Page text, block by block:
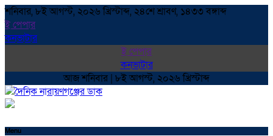
শনিবার, ৮ই আগস্ট, ২০২৬ খ্রিস্টাব্দ, ২৪শে শ্রাবণ, ১৪৩৩ বঙ্গাব্দ
ই পেপার
কনভাটার
ই পেপার
কনভাটার
আজ শনিবার | ৮ই আগস্ট, ২০২৬ খ্রিস্টাব্দ
Menu